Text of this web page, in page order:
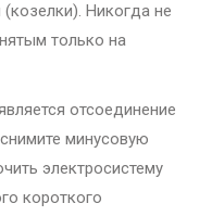
Никогда не
только на
отсоединение
минусовую
электросистему
короткого